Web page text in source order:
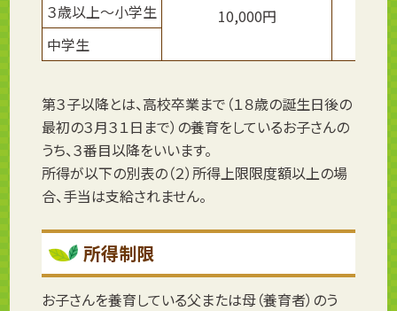
３歳以上～小学生
10,000円
中学生
第３子以降とは、高校卒業まで（１８歳の誕生日後の
最初の３月３１日まで）の養育をしているお子さんの
うち、３番目以降をいいます。
所得が以下の別表の（２）所得上限限度額以上の場
合、手当は支給されません。
所得制限
お子さんを養育している父または母（養育者）のう